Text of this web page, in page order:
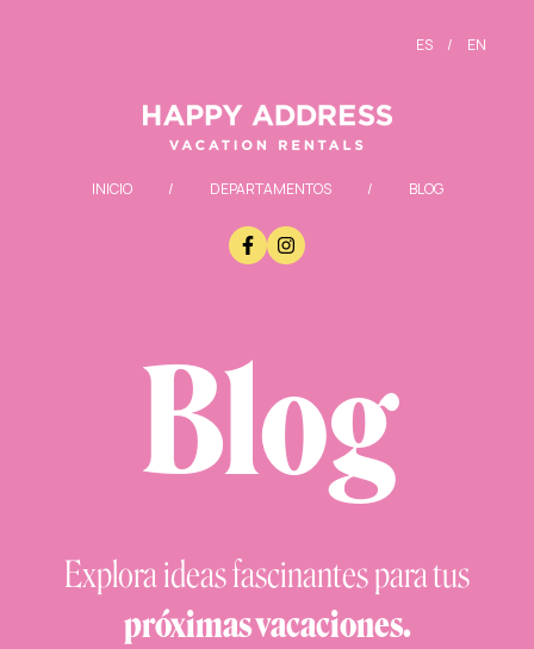
ES / EN
INICIO/ DEPARTAMENTOS/ BLOG
Blog
Explora ideas fascinantes paratus
próximas vacaciones.